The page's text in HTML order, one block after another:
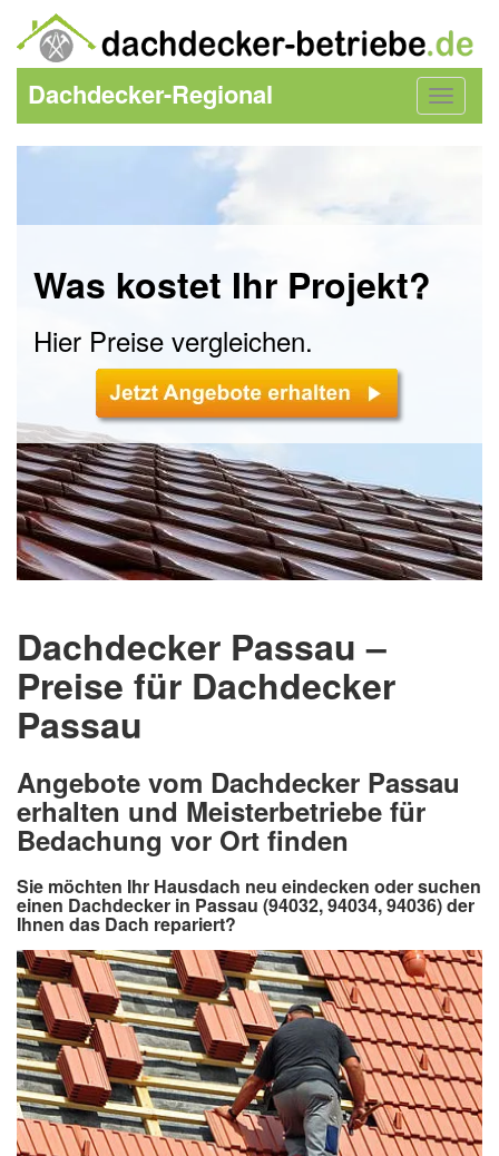
Toggle
Dachdecker-Regional
Was kostet Ihr Projekt?
Hier Preise vergleichen.
Dachdecker Passau –
Preise für Dachdecker
Passau
Angebote vom Dachdecker Passau
erhalten und Meisterbetriebe für
Bedachung vor Ort finden
Sie möchten Ihr Hausdach neu eindecken oder suchen
einen Dachdecker in Passau (94032, 94034, 94036) der
Ihnen das Dach repariert?